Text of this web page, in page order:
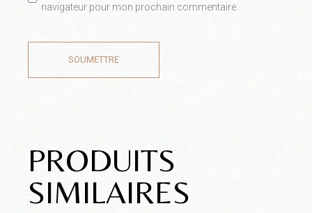
navigateur pour mon prochain commentaire.
SOUMETTRE
PRODUITS
SIMILAIRES